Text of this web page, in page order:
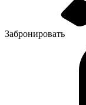
Забронировать